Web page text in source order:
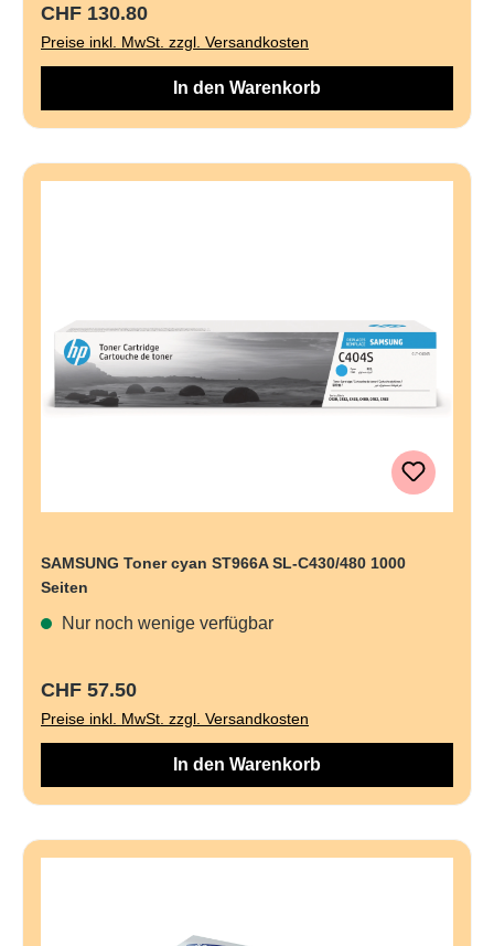
Regulärer Preis:
CHF 130.80
Preise inkl. MwSt. zzgl. Versandkosten
In den Warenkorb
SAMSUNG Toner cyan ST966A SL-C430/480 1000
Seiten
Nur noch wenige verfügbar
Regulärer Preis:
CHF 57.50
Preise inkl. MwSt. zzgl. Versandkosten
In den Warenkorb